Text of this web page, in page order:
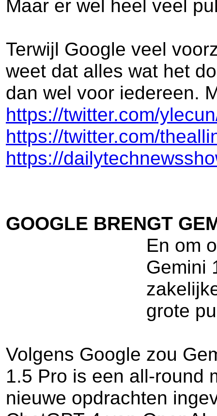
Maar er wel heel veel
Terwijl Google veel
weet dat alles wat het
dan wel voor iedereen.
https://twitter.com/
https://twitter.com/
https://
GOOGLE BRENGT
En om
Gemini
grote
Volgens Google zou
1.5 Pro is een all-round
nieuwe opdrachten